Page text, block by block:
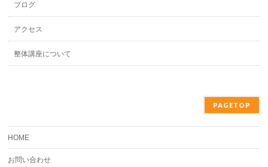
ブログ
アクセス
整体講座について
PAGETOP
HOME
お問い合わせ